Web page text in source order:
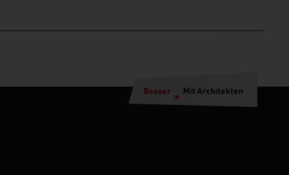
Besser Mit Architekten